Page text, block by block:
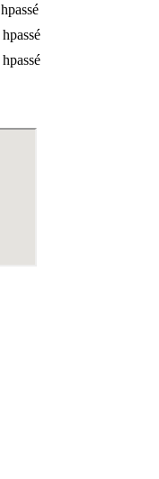
hpassé
hpassé
hpassé